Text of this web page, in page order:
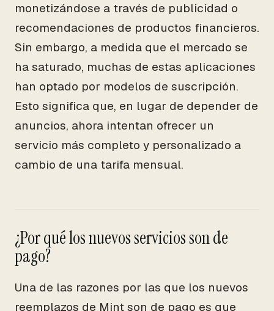
monetizándose a través de publicidad o
recomendaciones de productos financieros.
Sin embargo, a medida que el mercado se
ha saturado, muchas de estas aplicaciones
han optado por modelos de suscripción.
Esto significa que, en lugar de depender de
anuncios, ahora intentan ofrecer un
servicio más completo y personalizado a
cambio de una tarifa mensual.
¿Por qué los nuevos servicios son de
pago?
Una de las razones por las que los nuevos
reemplazos de Mint son de pago es que